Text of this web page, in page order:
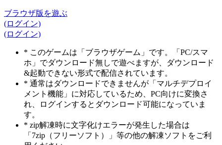
ブラウザ版を遊ぶ
(ログイン)
(ログイン)
* このゲームは「ブラウザゲーム」です。「PC/スマ
ホ」でダウンロード無しで遊べますが、ダウンロード
&起動できない形式で配信されています。
* 通常はダウンロードできませんが「マルチデプロイ
メント機能」に対応しているため、PC向けに変換さ
れ、ログインするとダウンロード可能になっていま
す。
* zip解凍時に文字化けエラーが発生した場合は
「7zip（フリーソフト）」等の他の解凍ソフトをご利